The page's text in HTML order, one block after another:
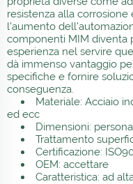
resistenza alla
l'aumento
componenti MIM diventa
esperienza nel servire
dà immenso vantaggio
specifiche e fornire
conseguenza.
Materiale: Acciaio
ed ecc
Dimensioni:
Trattamento
Certificazione:
OEM: accettare
Caratteristica: ad